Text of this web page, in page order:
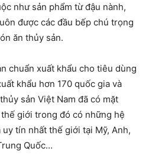
như sản phẩm từ đậu nành,
được các đầu bếp chú trọng
ăn thủy sản.
chuẩn xuất khẩu cho tiêu dùng
khẩu hơn 170 quốc gia và
sản Việt Nam đã có mặt
giới trong đó có những hệ
tín nhất thế giới tại Mỹ, Anh,
Quốc…